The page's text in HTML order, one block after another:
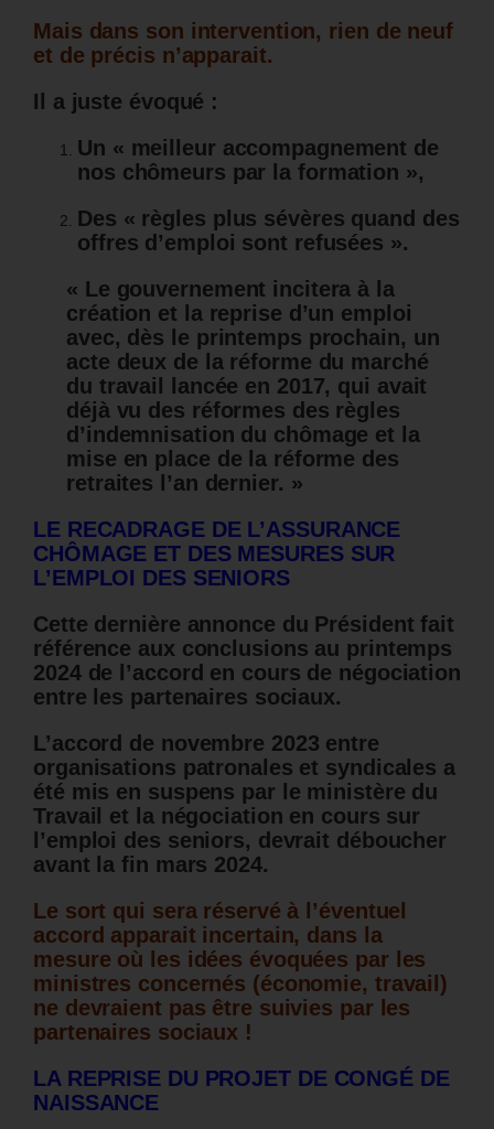
Mais dans son intervention, rien de neuf
et de précis n’apparait.
Il a juste évoqué :
Un « meilleur accompagnement de
nos chômeurs par la formation »,
Des « règles plus sévères quand des
offres d’emploi sont refusées ».
« Le gouvernement incitera à la
création et la reprise d’un emploi
avec, dès le printemps prochain, un
acte deux de la réforme du marché
du travail lancée en 2017, qui avait
déjà vu des réformes des règles
d’indemnisation du chômage et la
mise en place de la réforme des
retraites l’an dernier. »
LE RECADRAGE DE L’ASSURANCE
CHÔMAGE ET DES MESURES SUR
L’EMPLOI DES SENIORS
Cette dernière annonce du Président fait
référence aux conclusions au printemps
2024 de l’accord en cours de négociation
entre les partenaires sociaux.
L’accord de novembre 2023 entre
organisations patronales et syndicales a
été mis en suspens par le ministère du
Travail et la négociation en cours sur
l’emploi des seniors, devrait déboucher
avant la fin mars 2024.
Le sort qui sera réservé à l’éventuel
accord apparait incertain, dans la
mesure où les idées évoquées par les
ministres concernés (économie, travail)
ne devraient pas être suivies par les
partenaires sociaux !
LA REPRISE DU PROJET DE CONGÉ DE
NAISSANCE